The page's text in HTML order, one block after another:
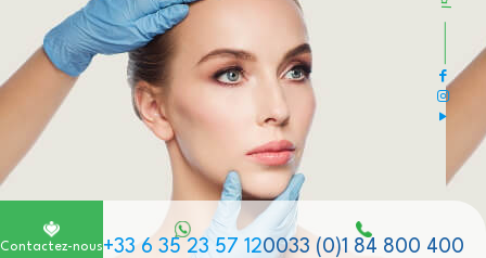
Contactez-nous+33 6 35 23 57 120033 (0)1 84 800 400